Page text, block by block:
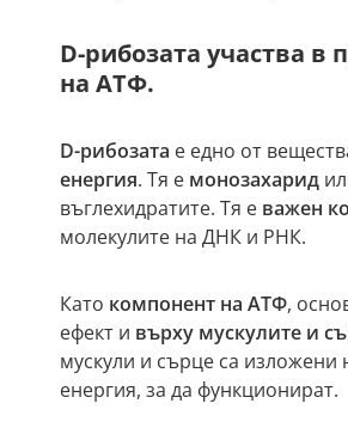
D-рибозата участва в
на АТФ.
D-рибозата е едно от
енергия. Тя е монозахарид
въглехидратите. Тя е важен
молекулите на ДНК и РНК.
Като компонент на АТФ,
ефект и върху мускулите и
мускули и сърце са
енергия, за да функционират.